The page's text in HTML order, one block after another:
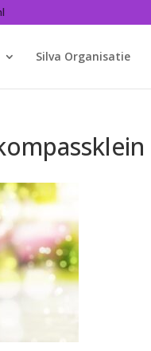
Silva Organisatie